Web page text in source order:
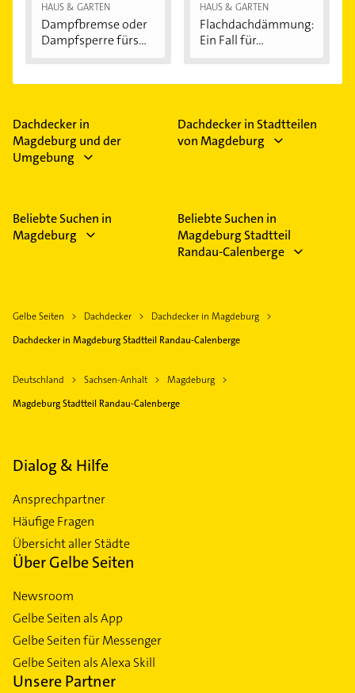
HAUS & GARTEN
Dampfbremse oder
Dampfsperre fürs...
HAUS & GARTEN
Flachdachdämmung:
Ein Fall für...
Dachdecker in
Magdeburg und der
Umgebung
Dachdecker in Stadtteilen
von Magdeburg
Beliebte Suchen in
Magdeburg
Beliebte Suchen in
Magdeburg Stadtteil
Randau-Calenberge
Gelbe Seiten Dachdecker
Dachdecker in Magdeburg
Dachdecker in Magdeburg Stadtteil Randau-Calenberge
Deutschland Sachsen-Anhalt
Magdeburg
Magdeburg Stadtteil Randau-Calenberge
Dialog & Hilfe
Ansprechpartner
Häufige Fragen
Übersicht aller Städte
Über Gelbe Seiten
Newsroom
Gelbe Seiten als App
Gelbe Seiten für Messenger
Gelbe Seiten als Alexa Skill
Unsere Partner